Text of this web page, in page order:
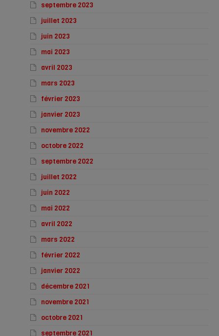
septembre 2023
juillet 2023
juin 2023
mai 2023
avril 2023
mars 2023
février 2023
janvier 2023
novembre 2022
octobre 2022
septembre 2022
juillet 2022
juin 2022
mai 2022
avril 2022
mars 2022
février 2022
janvier 2022
décembre 2021
novembre 2021
octobre 2021
septembre 2021